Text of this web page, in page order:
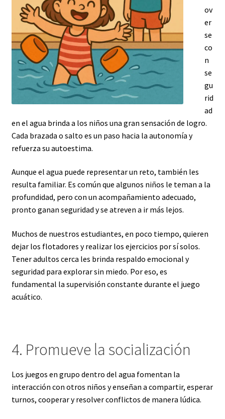
ov
er
se
co
n
se
gu
rid
ad
en el agua brinda a los niños una gran sensación de logro.
Cada brazada o salto es un paso hacia la autonomía y
refuerza su autoestima.
Aunque el agua puede representar un reto, también les
resulta familiar. Es común que algunos niños le teman a la
profundidad, pero con un acompañamiento adecuado,
pronto ganan seguridad y se atreven a ir más lejos.
Muchos de nuestros estudiantes, en poco tiempo, quieren
dejar los flotadores y realizar los ejercicios por sí solos.
Tener adultos cerca les brinda respaldo emocional y
seguridad para explorar sin miedo. Por eso, es
fundamental la supervisión constante durante el juego
acuático.
4. Promueve la socialización
Los juegos en grupo dentro del agua fomentan la
interacción con otros niños y enseñan a compartir, esperar
turnos, cooperar y resolver conflictos de manera lúdica.